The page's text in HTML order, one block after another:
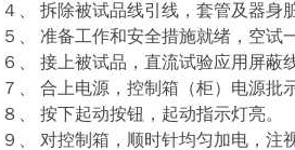
４、 拆除被试品线引线，套管及器身
５、 准备工作和安全措施就绪，空试
６、 接上被试品，直流试验应用屏蔽
７、 合上电源，控制箱（柜）电源批
８、 按下起动按钮，起动指示灯亮。
９、 对控制箱，顺时针均匀加电，注